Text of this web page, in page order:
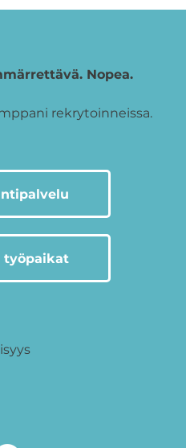
Nopea.
rekrytoinneissa.
työpaikat